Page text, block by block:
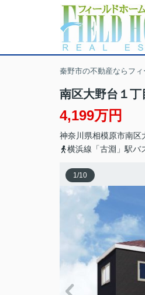
秦野市の不動産ならフ
南区大野台１
4,199万円
神奈川県相模原市南区
横浜線「古淵」駅バ
1/10